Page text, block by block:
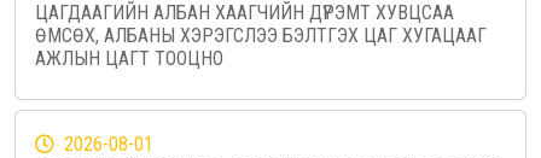
ЦАГДААГИЙН АЛБАН ХААГЧИЙН ДҮРЭМТ ХУВЦСАА
ӨМСӨХ, АЛБАНЫ ХЭРЭГСЛЭЭ БЭЛТГЭХ ЦАГ ХУГАЦААГ
АЖЛЫН ЦАГТ ТООЦНО
2026-08-01